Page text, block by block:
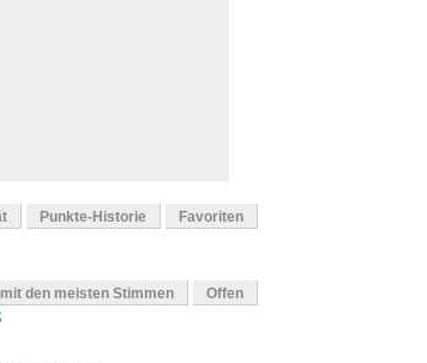
Punkte-Historie Favoriten
mit den meisten Stimmen Offen